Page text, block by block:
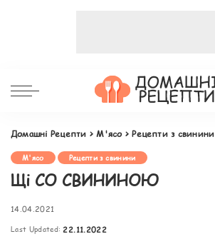
Домашні Рецепти >М'ясо>Рецепти з свинини
М'ясо Рецепти з свинини
Щі СО СВИНИНОЮ
14.04.2021
Last Updated: 22.11.2022